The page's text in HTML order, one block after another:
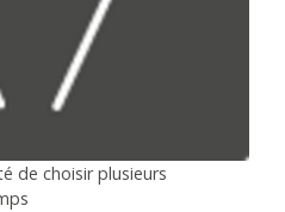
de choisir plusieurs